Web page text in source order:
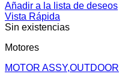
Añadir a la lista de deseos
Vista Rápida
Sin existencias
Motores
MOTOR ASSY,OUTDOOR